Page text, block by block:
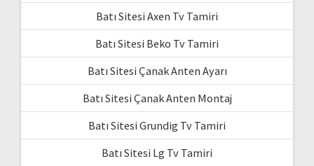
Batı Sitesi Axen Tv Tamiri
Batı Sitesi Beko Tv Tamiri
Batı Sitesi Çanak Anten Ayarı
Batı Sitesi Çanak Anten Montaj
Batı Sitesi Grundig Tv Tamiri
Batı Sitesi Lg Tv Tamiri